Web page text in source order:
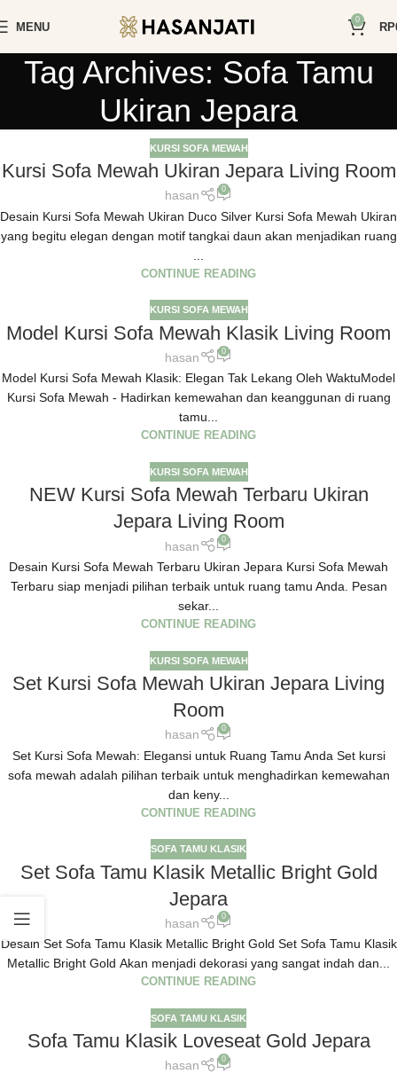
MENU
0
RP
Tag Archives: Sofa Tamu
Ukiran Jepara
KURSI SOFA MEWAH
Kursi Sofa Mewah Ukiran Jepara Living Room
hasan 0
Desain Kursi Sofa Mewah Ukiran Duco Silver Kursi Sofa Mewah Ukiran
yang begitu elegan dengan motif tangkai daun akan menjadikan ruang
CONTINUE READING
KURSI SOFA MEWAH
Model Kursi Sofa Mewah Klasik Living Room
hasan 0
Model Kursi Sofa Mewah Klasik: Elegan Tak Lekang Oleh WaktuModel
Kursi Sofa Mewah - Hadirkan kemewahan dan keanggunan di ruang
tamu...
CONTINUE READING
KURSI SOFA MEWAH
NEW Kursi Sofa Mewah Terbaru Ukiran
Jepara Living Room
hasan 0
Desain Kursi Sofa Mewah Terbaru Ukiran Jepara Kursi Sofa Mewah
Terbaru siap menjadi pilihan terbaik untuk ruang tamu Anda. Pesan
sekar...
CONTINUE READING
KURSI SOFA MEWAH
Set Kursi Sofa Mewah Ukiran Jepara Living
Room
hasan 0
Set Kursi Sofa Mewah: Elegansi untuk Ruang Tamu Anda Set kursi
sofa mewah adalah pilihan terbaik untuk menghadirkan kemewahan
dan keny...
CONTINUE READING
SOFA TAMU KLASIK
Set Sofa Tamu Klasik Metallic Bright Gold
Jepara
hasan 0
Desain Set Sofa Tamu Klasik Metallic Bright Gold Set Sofa Tamu Klasik
Metallic Bright Gold Akan menjadi dekorasi yang sangat indah dan...
CONTINUE READING
SOFA TAMU KLASIK
Sofa Tamu Klasik Loveseat Gold Jepara
hasan 0